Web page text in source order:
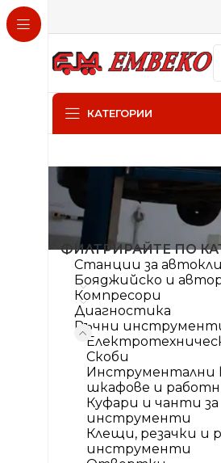
КАТЕГОРИИ
ФИЛТРИРАЙТЕ ПО
Станции за
Бояджийско и
Компресори
Диагностика
Ръчни
Скоби
Инструментални
шкафове и
Куфари и чанти за
инструменти
Клещи, резачки и
инструменти